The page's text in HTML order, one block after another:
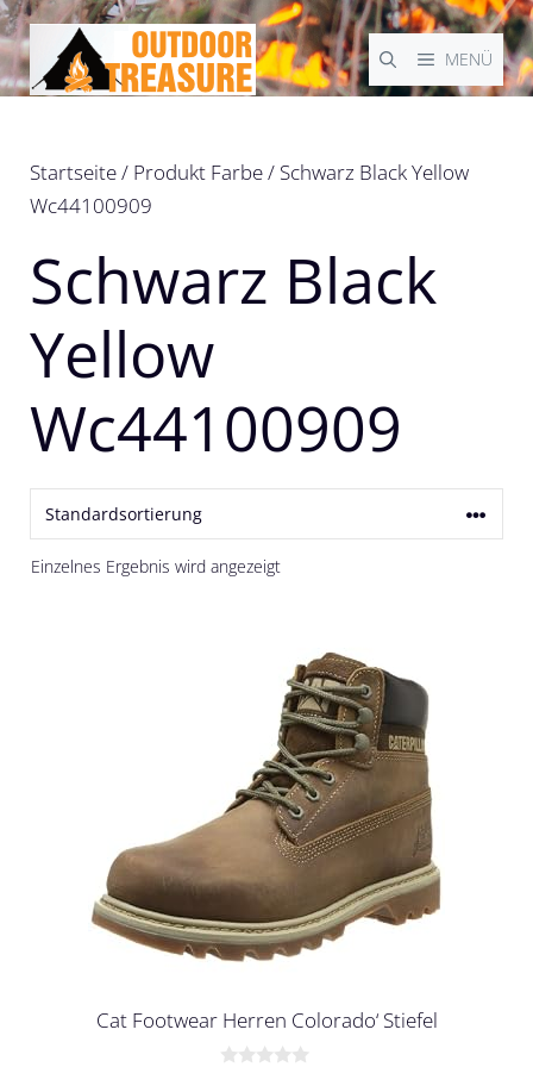
Zum
Inhalt
springen
MENÜ
Startseite/ Produkt Farbe / Schwarz Black Yellow
Wc44100909
Schwarz Black
Yellow
Wc44100909
Einzelnes Ergebnis wird angezeigt
Cat Footwear Herren Colorado‘ Stiefel